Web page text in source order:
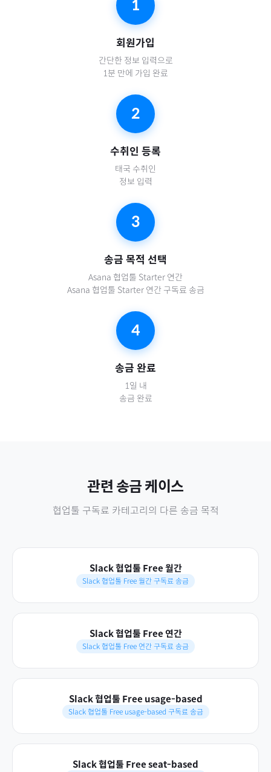
1
회원가입
간단한 정보 입력으로
1분 만에 가입 완료
2
수취인 등록
태국 수취인
정보 입력
3
송금 목적 선택
Asana 협업툴 Starter 연간
Asana 협업툴 Starter 연간 구독료 송금
4
송금 완료
1일 내
송금 완료
관련 송금 케이스
협업툴 구독료 카테고리의 다른 송금 목적
Slack 협업툴 Free 월간
Slack 협업툴 Free 월간 구독료 송금
Slack 협업툴 Free 연간
Slack 협업툴 Free 연간 구독료 송금
Slack 협업툴 Free usage-based
Slack 협업툴 Free usage-based 구독료 송금
Slack 협업툴 Free seat-based